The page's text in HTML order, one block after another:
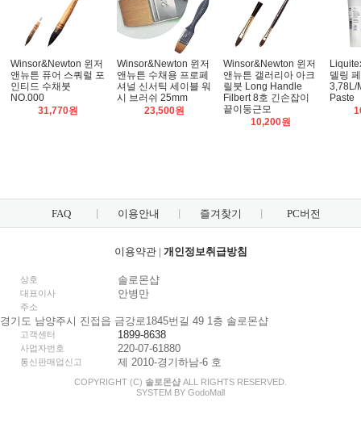
Winsor&Newton 윈저
앤뉴튼 퓨어 스쿼럴 포
인티드 수채붓
NO.000
31,770원
Winsor&Newton 윈저
앤뉴튼 수채용 프로페
셔널 신서틱 세이블 워
시 브러쉬 25mm
23,500원
Winsor&Newton 윈저
앤뉴튼 갤러리아 아크
릴붓 Long Handle
Filbert 8호 긴손잡이
끝이둥근모
10,200원
델링
3,78L/
Paste
FAQ 이용안내 즐겨찾기 PC버전
이용약관| 개인정보취급방침
상호 솔로몬샵
대표이사 안병만
주소
경기도 남양주시 진접읍 금강로1845번길 49 1층 솔로몬샵
고객센터 1899-8638
사업자번호 220-07-61880
통신판매업신고 제 2010-경기하남-6 호
COPYRIGHT (C) 솔로몬샵 ALL RIGHTS RESERVED.
SYSTEM BY GodoMall